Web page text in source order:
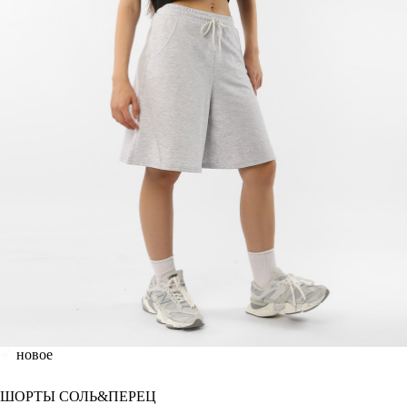
новое
ШОРТЫ СОЛЬ&ПЕРЕЦ